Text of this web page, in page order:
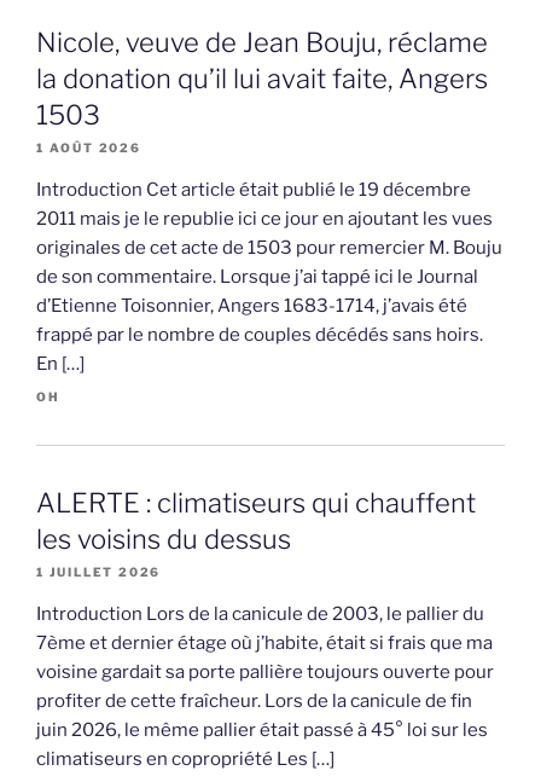
Nicole, veuve de Jean Bouju, réclame
la donation qu’il lui avait faite, Angers
1503
1 AOÛT 2026
Introduction Cet article était publié le 19 décembre
2011 mais je le republie ici ce jour en ajoutant les vues
originales de cet acte de 1503 pour remercier M. Bouju
de son commentaire. Lorsque j’ai tappé ici le Journal
d’Etienne Toisonnier, Angers 1683-1714, j’avais été
frappé par le nombre de couples décédés sans hoirs.
En […]
OH
ALERTE : climatiseurs qui chauffent
les voisins du dessus
1 JUILLET 2026
Introduction Lors de la canicule de 2003, le pallier du
7ème et dernier étage où j’habite, était si frais que ma
voisine gardait sa porte pallière toujours ouverte pour
profiter de cette fraîcheur. Lors de la canicule de fin
juin 2026, le même pallier était passé à 45° loi sur les
climatiseurs en copropriété Les […]